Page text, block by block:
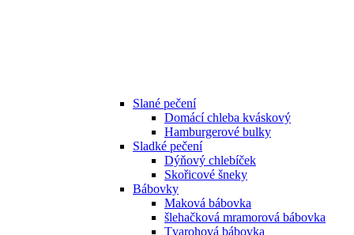
Slané pečení
Domácí chleba kváskový
Hamburgerové bulky
Sladké pečení
Dýňový chlebíček
Skořicové šneky
Bábovky
Maková bábovka
šlehačková mramorová bábovka
Tvarohová bábovka